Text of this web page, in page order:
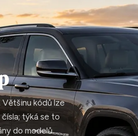
kódů lze
týká se to
do modelů